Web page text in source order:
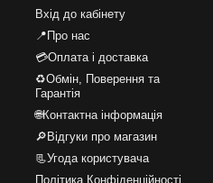
Вхід до кабінету
📍Про нас
💳Оплата і доставка
♻Обмін, Поверення та
Гарантія
🌐Контактна інформація
🔎Відгуки про магазин
📃Угода користувача
Політика Конфіденційності